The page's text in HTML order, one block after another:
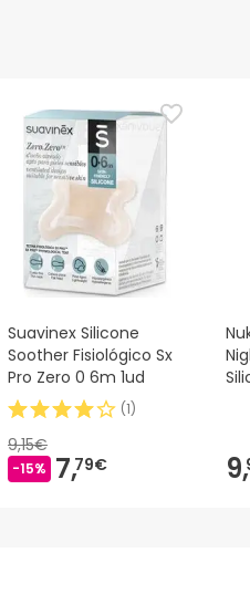
Suavinex Silicone
Soother Fisiológico Sx
Pro Zero 0 6m 1ud
(1)
9,15€
-15% 7,79€ 9,